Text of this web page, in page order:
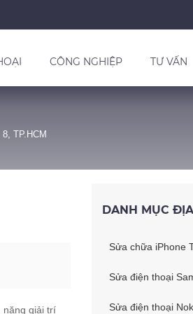
CÔNG NGHIỆP TƯ VẤN
TP.HCM
năng giải trí
DANH MỤC
Sửa chữa iPhone
Sửa điện thoại
Sửa điện thoại